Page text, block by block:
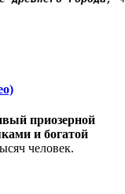
приозерной
и богатой
человек.